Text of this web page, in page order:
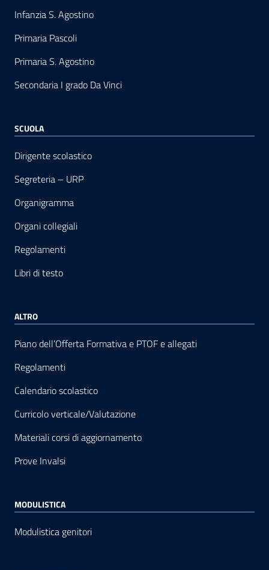
Infanzia S. Agostino
Primaria Pascoli
Primaria S. Agostino
Secondaria I grado Da Vinci
SCUOLA
Dirigente scolastico
Segreteria – URP
Organigramma
Organi collegiali
Regolamenti
Libri di testo
ALTRO
Piano dell’Offerta Formativa e PTOF e allegati
Regolamenti
Calendario scolastico
Curricolo verticale/Valutazione
Materiali corsi di aggiornamento
Prove Invalsi
MODULISTICA
Modulistica genitori